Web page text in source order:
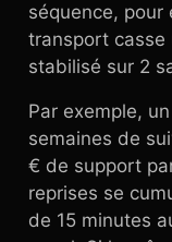
séquence, pour
transport casse
stabilisé sur 2
Par exemple,
semaines de
€ de support
reprises se
de 15 minutes